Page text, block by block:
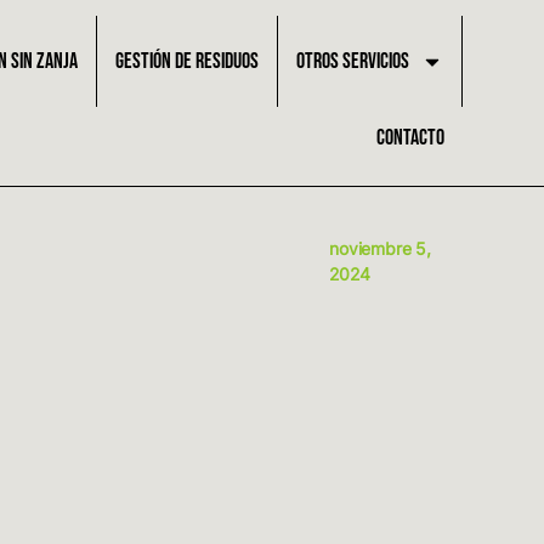
SIN ZANJA GESTIÓN DE RESIDUOS OTROS SERVICIOS
CONTACTO
noviembre 5,
2024